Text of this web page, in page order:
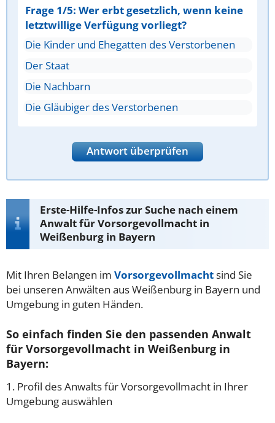
Frage 1/5: Wer erbt gesetzlich, wenn keine
letztwillige Verfügung vorliegt?
Die Kinder und Ehegatten des Verstorbenen
Der Staat
Die Nachbarn
Die Gläubiger des Verstorbenen
Antwort überprüfen
Erste-Hilfe-Infos zur Suche nach einem
Anwalt für Vorsorgevollmacht in
Weißenburg in Bayern
Mit Ihren Belangen im Vorsorgevollmachtsind Sie
bei unseren Anwälten aus Weißenburg in Bayern und
Umgebung in guten Händen.
So einfach finden Sie den passenden Anwalt
für Vorsorgevollmacht in Weißenburg in
Bayern:
1. Profil des Anwalts für Vorsorgevollmacht in Ihrer
Umgebung auswählen